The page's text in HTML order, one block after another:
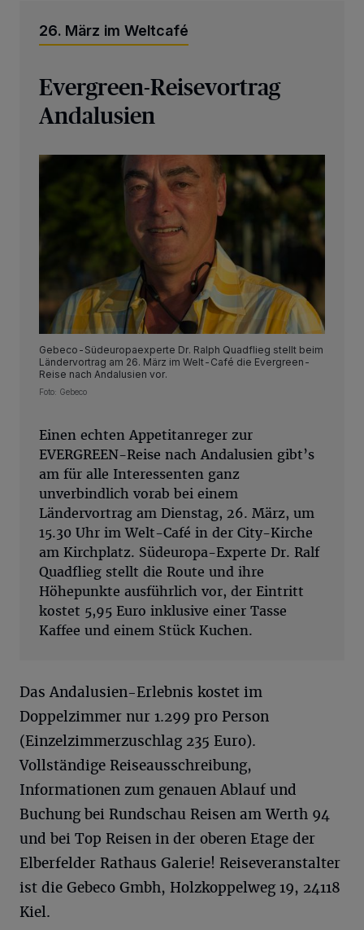
26. März im Weltcafé
Evergreen-Reisevortrag
Andalusien
Gebeco-Südeuropaexperte Dr. Ralph Quadflieg stellt beim
Ländervortrag am 26. März im Welt-Café die Evergreen-
Reise nach Andalusien vor.
Foto: Gebeco
Einen echten Appetitanreger zur
EVERGREEN-Reise nach Andalusien gibt’s
am für alle Interessenten ganz
unverbindlich vorab bei einem
Ländervortrag am Dienstag, 26. März, um
15.30 Uhr im Welt-Café in der City-Kirche
am Kirchplatz. Südeuropa-Experte Dr. Ralf
Quadflieg stellt die Route und ihre
Höhepunkte ausführlich vor, der Eintritt
kostet 5,95 Euro inklusive einer Tasse
Kaffee und einem Stück Kuchen.
Das Andalusien-Erlebnis kostet im
Doppelzimmer nur 1.299 pro Person
(Einzelzimmerzuschlag 235 Euro).
Vollständige Reiseausschreibung,
Informationen zum genauen Ablauf und
Buchung bei Rundschau Reisen am Werth 94
und bei Top Reisen in der oberen Etage der
Elberfelder Rathaus Galerie! Reiseveranstalter
ist die Gebeco Gmbh, Holzkoppelweg 19, 24118
Kiel.